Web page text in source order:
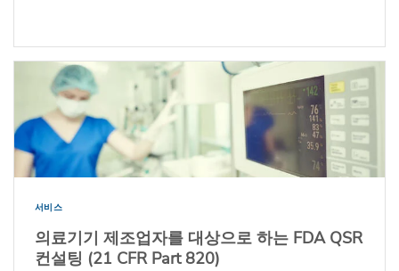
서비스
의료기기 제조업자를 대상으로 하는 FDA QSR
컨설팅 (21 CFR Part 820)